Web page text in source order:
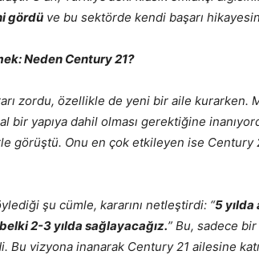
gördü ve bu sektörde kendi başarı
Neden Century 21?
zordu, özellikle de yeni bir aile kurarken.
bir yapıya dahil olması gerektiğine
görüştü. Onu en çok etkileyen ise Century
şu cümle, kararını netleştirdi: “5
2-3 yılda sağlayacağız.” Bu, sadece
Bu vizyona inanarak Century 21 ailesine